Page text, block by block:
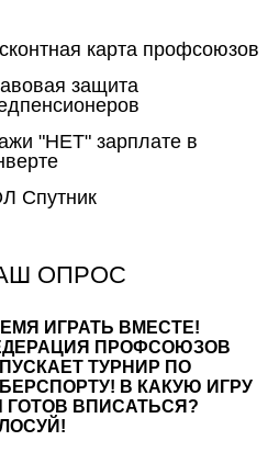
карта профсоюзов
защита
"НЕТ" зарплате в
Спутник
ОПРОС
ИГРАТЬ ВМЕСТЕ!
ПРОФСОЮЗОВ
ТУРНИР ПО
В КАКУЮ ИГРУ
ГОТОВ ВПИСАТЬСЯ?